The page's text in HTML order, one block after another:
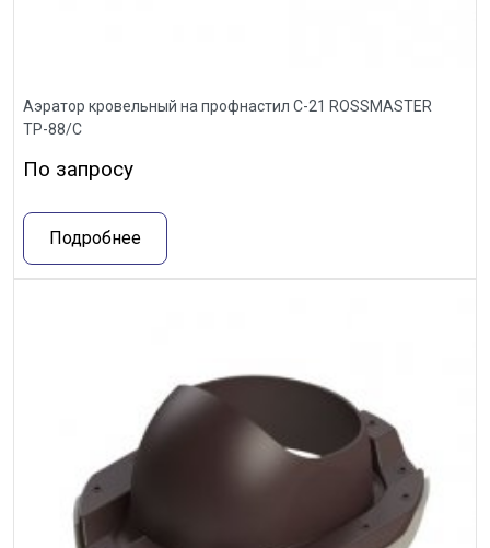
Аэратор кровельный на профнастил С-21 ROSSMASTER
ТР-88/С
По запросу
Подробнее